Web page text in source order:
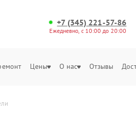
+7 (345) 221-57-86
Ежедневно, с 10:00 до 20:00
Цены О нас Отзывы